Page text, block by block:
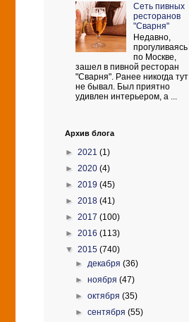
Сеть пивных
ресторанов
"Сварня"
Недавно,
прогуливаясь
по Москве,
зашел в пивной ресторан
"Сварня". Ранее никогда тут
не бывал. Был приятно
удивлен интерьером, а ...
Архив блога
► 2021 (1)
► 2020 (4)
► 2019 (45)
► 2018 (41)
► 2017 (100)
► 2016 (113)
▼ 2015 (740)
► декабря(36)
►ноября(47)
►октября(35)
►сентября(55)